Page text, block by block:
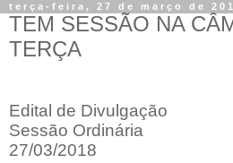
terça-feira, 27 de março de
TEM SESSÃO NA
TERÇA
Edital de Divulgação
Sessão Ordinária
27/03/2018